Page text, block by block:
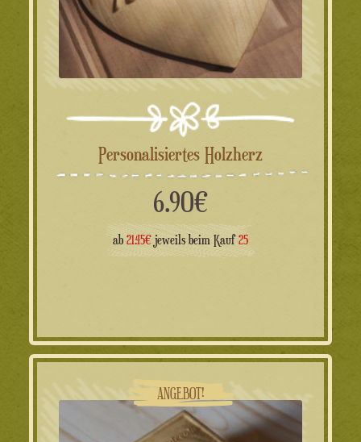
Personalisiertes Holzherz
6.90€
ab 21.45€jeweils beim Kauf25
ANGEBOT!